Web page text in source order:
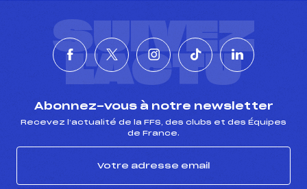
SUIVEZ
L'ACTU
Abonnez-vous à notre newsletter
Recevez l’actualité de la FFS, des clubs et des Équipes
de France.